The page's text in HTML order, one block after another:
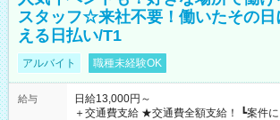
スタッフ☆来社不要！働いたその日
える日払い/T1
アルバイト 職種未経験OK
給与
日給13,000円～
＋交通費支給 ★交通費全額支給！ ┗案件により規定あり ★日払